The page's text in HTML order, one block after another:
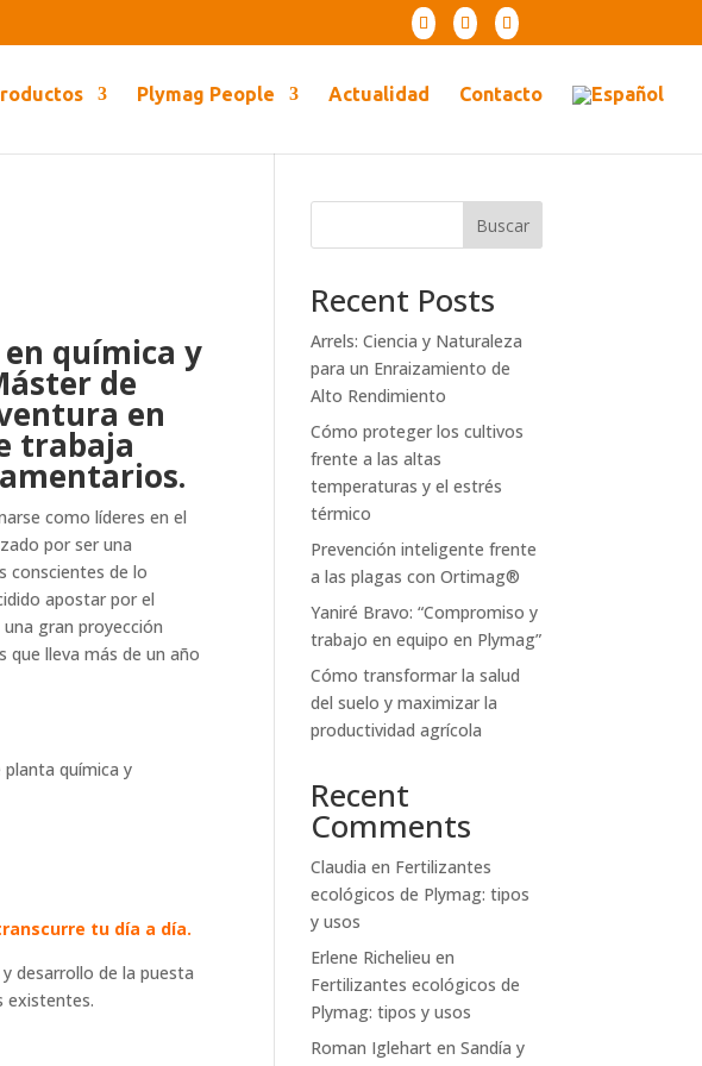
Plymag People Actualidad Contacto
química y
de
en
trabaja
como líderes en el
por ser una
conscientes de lo
apostar por el
gran proyección
que lleva más de un año
planta química y
tu día a día.
desarrollo de la puesta
existentes.
Buscar
Recent Posts
Arrels: Ciencia y Naturaleza
para un Enraizamiento de
Alto Rendimiento
Cómo proteger los cultivos
frente a las altas
temperaturas y el estrés
térmico
Prevención inteligente frente
a las plagas con Ortimag®
Yaniré Bravo: “Compromiso y
trabajo en equipo en Plymag”
Cómo transformar la salud
del suelo y maximizar la
productividad agrícola
Recent
Comments
Claudia en Fertilizantes
ecológicos de Plymag: tipos
y usos
Erlene Richelieu en
Fertilizantes ecológicos de
Plymag: tipos y usos
Roman Iglehart enSandía y